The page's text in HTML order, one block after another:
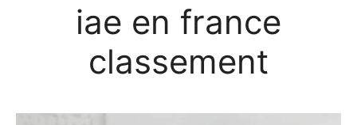
iae en france
classement